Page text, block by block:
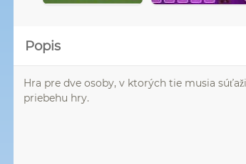
Popis
Hra pre dve osoby, v ktorých tie musia
priebehu hry.